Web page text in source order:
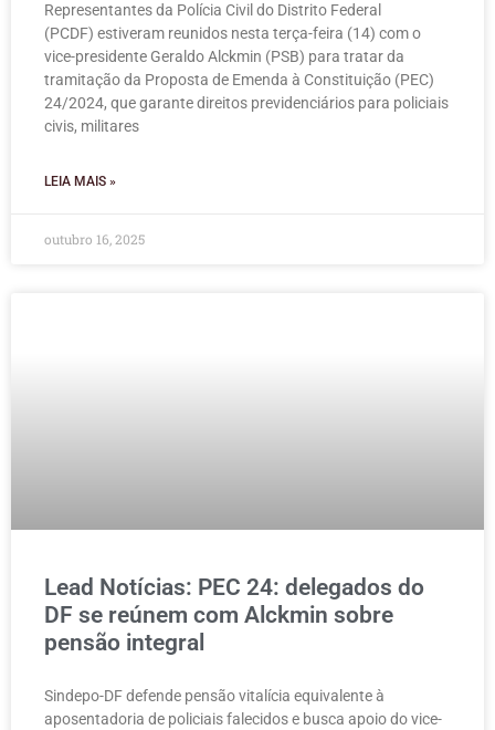
Representantes da Polícia Civil do Distrito Federal
(PCDF) estiveram reunidos nesta terça-feira (14) com o
vice-presidente Geraldo Alckmin (PSB) para tratar da
tramitação da Proposta de Emenda à Constituição (PEC)
24/2024, que garante direitos previdenciários para policiais
civis, militares
LEIA MAIS »
outubro 16, 2025
Lead Notícias: PEC 24: delegados do
DF se reúnem com Alckmin sobre
pensão integral
Sindepo-DF defende pensão vitalícia equivalente à
aposentadoria de policiais falecidos e busca apoio do vice-